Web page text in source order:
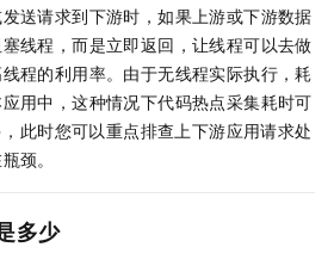
送请求到下游时，如果上游或下游数据
线程，而是立即返回，让线程可以去做
程的利用率。由于无线程实际执行，耗
用中，这种情况下代码热点采集耗时可
此时您可以重点排查上下游应用请求处
颈。
多少